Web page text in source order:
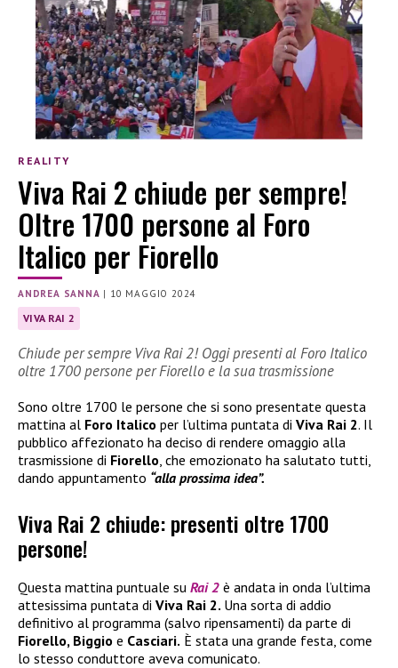
REALITY
Viva Rai 2 chiude per sempre!
Oltre 1700 persone al Foro
Italico per Fiorello
ANDREA SANNA | 10 MAGGIO 2024
VIVA RAI 2
Chiude per sempre Viva Rai 2! Oggi presenti al Foro Italico
oltre 1700 persone per Fiorello e la sua trasmissione
Sono oltre 1700 le persone che si sono presentate questa
mattina al Foro Italico per l’ultima puntata di Viva Rai 2. Il
pubblico affezionato ha deciso di rendere omaggio alla
trasmissione di Fiorello, che emozionato ha salutato tutti,
dando appuntamento “alla prossima idea”.
Viva Rai 2 chiude: presenti oltre 1700
persone!
Questa mattina puntuale su Rai 2 è andata in onda l’ultima
attesissima puntata di Viva Rai 2. Una sorta di addio
definitivo al programma (salvo ripensamenti) da parte di
Fiorello, Biggio e Casciari. È stata una grande festa, come
lo stesso conduttore aveva comunicato.